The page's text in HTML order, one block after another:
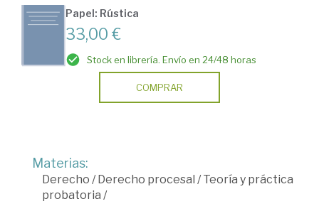
Papel: Rústica
33,00 €
Stock en librería. Envío en 24/48 horas
COMPRAR
Materias:
Derecho / Derecho procesal /Teoría y práctica
probatoria /